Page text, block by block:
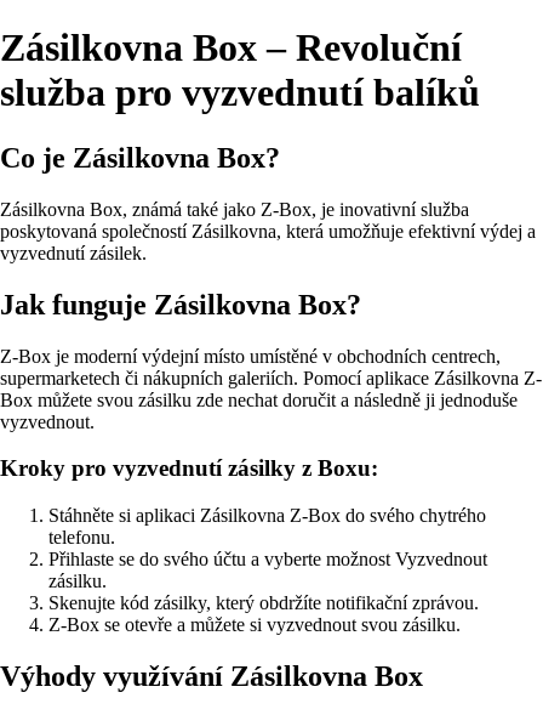
Zásilkovna Box – Revoluční
služba pro vyzvednutí balíků
Co je Zásilkovna Box?
Zásilkovna Box, známá také jako Z-Box, je inovativní služba
poskytovaná společností Zásilkovna, která umožňuje efektivní výdej a
vyzvednutí zásilek.
Jak funguje Zásilkovna Box?
Z-Box je moderní výdejní místo umístěné v obchodních centrech,
supermarketech či nákupních galeriích. Pomocí aplikace Zásilkovna Z-
Box můžete svou zásilku zde nechat doručit a následně ji jednoduše
vyzvednout.
Kroky pro vyzvednutí zásilky z Boxu:
Stáhněte si aplikaci Zásilkovna Z-Box do svého chytrého
telefonu.
Přihlaste se do svého účtu a vyberte možnost Vyzvednout
zásilku.
Skenujte kód zásilky, který obdržíte notifikační zprávou.
Z-Box se otevře a můžete si vyzvednout svou zásilku.
Výhody využívání Zásilkovna Box